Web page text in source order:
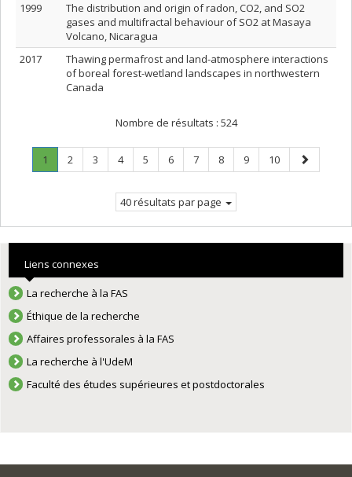
1999
The distribution and origin of radon, CO2, and SO2
gases and multifractal behaviour of SO2 at Masaya
Volcano, Nicaragua
2017
Thawing permafrost and land-atmosphere interactions
of boreal forest-wetland landscapes in northwestern
Canada
Nombre de résultats : 524
Page
1
Page
Page
2 Page
3 Page
4 Page
5 Page
6 Page
7 Page
8 Page
9 Page
10
Page
suivante
40 résultats par page
Liens connexes
La recherche à la FAS
Éthique de la recherche
Affaires professorales à la FAS
La recherche à l'UdeM
Faculté des études supérieures et postdoctorales